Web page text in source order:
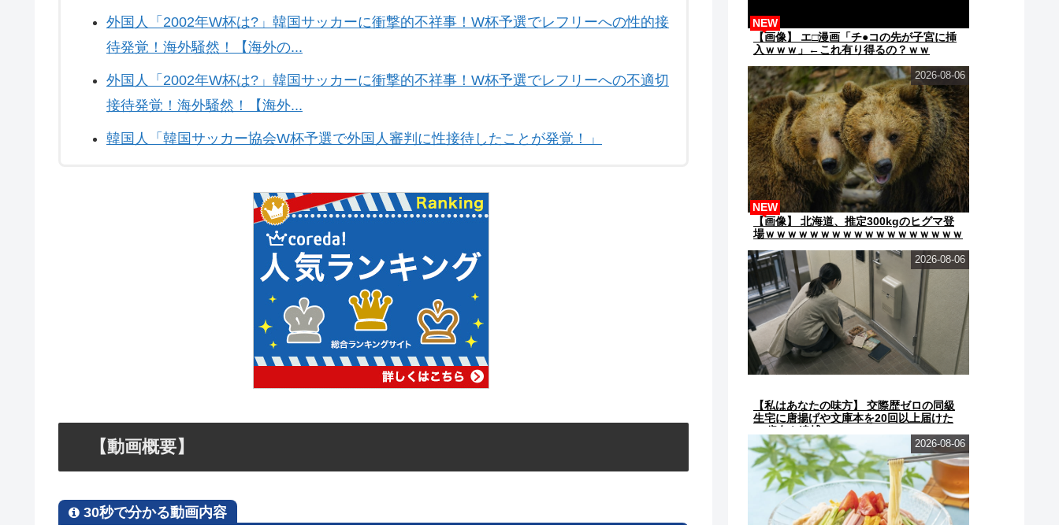
外国人「2002年W杯は?」韓国サッカーに衝撃的不祥事！W杯予選でレフリーへの性的接
待発覚！海外騒然！【海外の...
外国人「2002年W杯は?」韓国サッカーに衝撃的不祥事！W杯予選でレフリーへの不適切
接待発覚！海外騒然！【海外...
韓国人「韓国サッカー協会W杯予選で外国人審判に性接待したことが発覚！」
【動画概要】
30秒で分かる動画内容
【画像】 エ□漫画「チ●コの先が子宮に挿
入ｗｗｗ」←これ有り得るの？ｗｗ
NEW
【画像】 北海道、推定300kgのヒグマ登
場ｗｗｗｗｗｗｗｗｗｗｗｗｗｗｗｗｗｗ
NEW
2026-08-06
【私はあなたの味方】 交際歴ゼロの同級
生宅に唐揚げや文庫本を20回以上届けた
2026-08-06
2026-08-06